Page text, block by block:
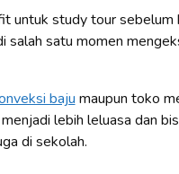
untuk study tour sebelum
salah satu momen
bajumaupun toko
lebih leluasa dan
di sekolah.